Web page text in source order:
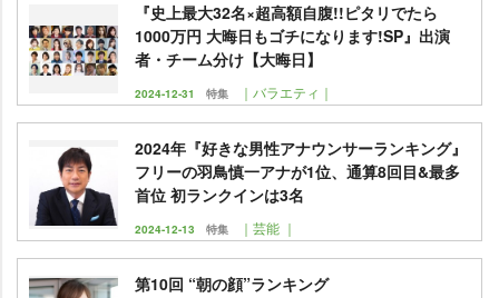
『史上最大32名×超高額自腹!!ピタリでたら
1000万円 大晦日もゴチになります!SP』出演
者・チーム分け【大晦日】
2024-12-31 特集 ｜バラエティ｜
2024年『好きな男性アナウンサーランキング』
フリーの羽鳥慎一アナが1位、通算8回目&最多
首位 初ランクインは3名
2024-12-13 特集 ｜芸能 ｜
第10回 “朝の顔”ランキング